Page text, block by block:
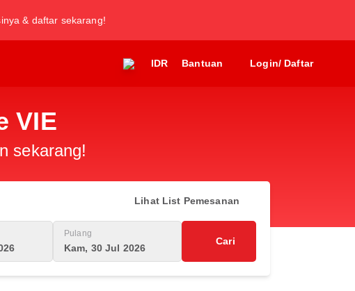
& daftar sekarang!
IDR Bantuan Login/ Daftar
VIE
sekarang!
Lihat List Pemesanan
Pulang
Kam, 30 Jul 2026
Cari